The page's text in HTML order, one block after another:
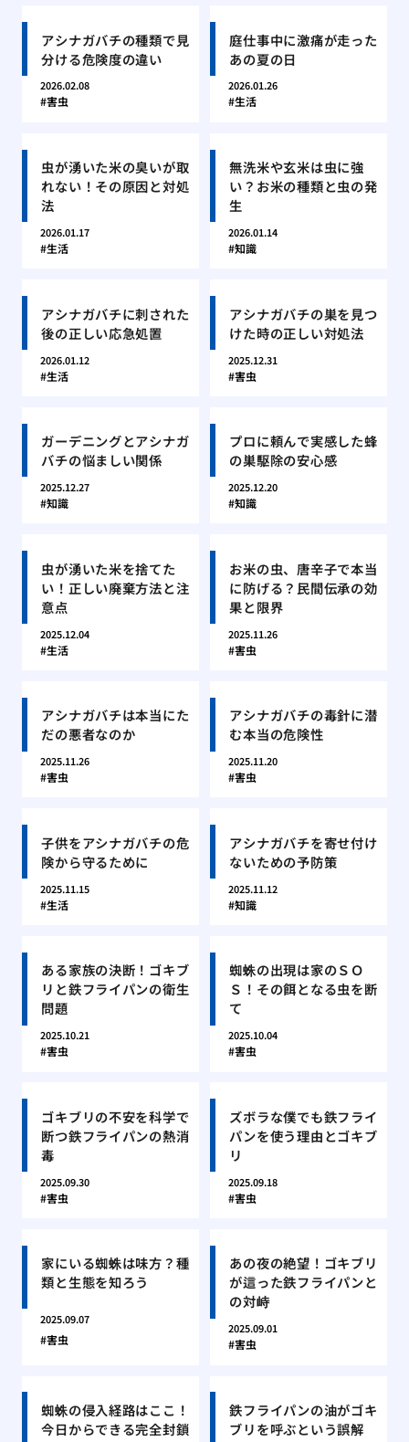
アシナガバチの種類で見
分ける危険度の違い
2026.02.08
害虫
庭仕事中に激痛が走った
あの夏の日
2026.01.26
生活
虫が湧いた米の臭いが取
れない！その原因と対処
法
2026.01.17
生活
無洗米や玄米は虫に強
い？お米の種類と虫の発
生
2026.01.14
知識
アシナガバチに刺された
後の正しい応急処置
2026.01.12
生活
アシナガバチの巣を見つ
けた時の正しい対処法
2025.12.31
害虫
ガーデニングとアシナガ
バチの悩ましい関係
2025.12.27
知識
プロに頼んで実感した蜂
の巣駆除の安心感
2025.12.20
知識
虫が湧いた米を捨てた
い！正しい廃棄方法と注
意点
2025.12.04
生活
お米の虫、唐辛子で本当
に防げる？民間伝承の効
果と限界
2025.11.26
害虫
アシナガバチは本当にた
だの悪者なのか
2025.11.26
害虫
アシナガバチの毒針に潜
む本当の危険性
2025.11.20
害虫
子供をアシナガバチの危
険から守るために
2025.11.15
生活
アシナガバチを寄せ付け
ないための予防策
2025.11.12
知識
ある家族の決断！ゴキブ
リと鉄フライパンの衛生
問題
2025.10.21
害虫
蜘蛛の出現は家のＳＯ
Ｓ！その餌となる虫を断
て
2025.10.04
害虫
ゴキブリの不安を科学で
断つ鉄フライパンの熱消
毒
2025.09.30
害虫
ズボラな僕でも鉄フライ
パンを使う理由とゴキブ
リ
2025.09.18
害虫
家にいる蜘蛛は味方？種
類と生態を知ろう
2025.09.07
害虫
あの夜の絶望！ゴキブリ
が這った鉄フライパンと
の対峙
2025.09.01
害虫
蜘蛛の侵入経路はここ！
今日からできる完全封鎖
鉄フライパンの油がゴキ
ブリを呼ぶという誤解